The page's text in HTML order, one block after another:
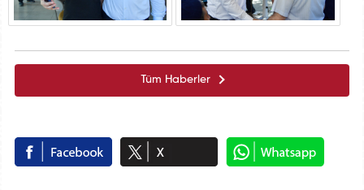
Tüm Haberler